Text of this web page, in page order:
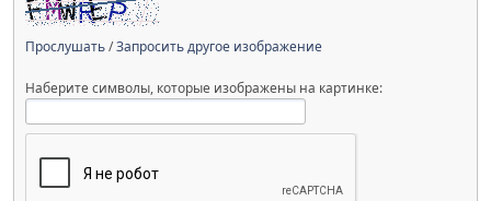
Прослушать/Запросить другое изображение
Наберите символы, которые изображены на картинке: